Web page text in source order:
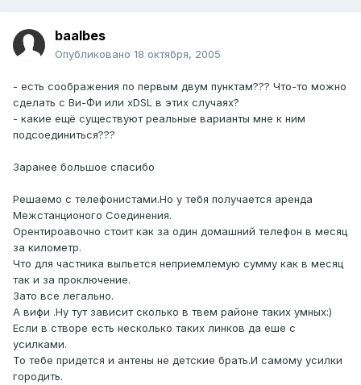
baalbes
Опубликовано 18 октября, 2005
- есть соображения по первым двум пунктам??? Что-то можно
сделать с Ви-Фи или хDSL в этих случаях?
- какие ещё существуют реальные варианты мне к ним
подсоединиться???
Заранее большое спасибо
Решаемо с телефонистами.Но у тебя получается аренда
Межстанционого Соединения.
Орентироавочно стоит как за один домашний телефон в месяц
за километр.
Что для частника выльется неприемлемую сумму как в месяц
так и за проключение.
Зато все легально.
А вифи .Ну тут зависит сколько в твем районе таких умных:)
Если в створе есть несколько таких линков да еше с
усилками.
То тебе придется и антены не детские брать.И самому усилки
городить.